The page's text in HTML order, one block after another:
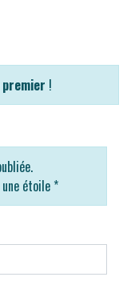
premier !
étoile *